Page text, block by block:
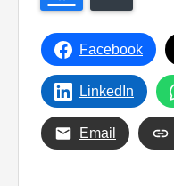
Facebook
LinkedIn
Email